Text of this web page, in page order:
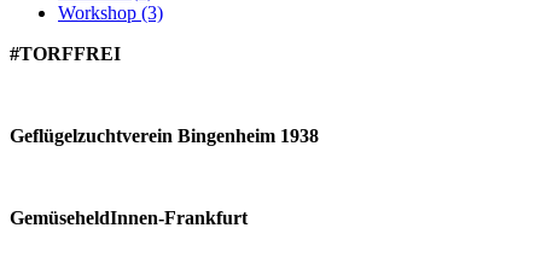
Workshop (3)
#TORFFREI
Geflügelzuchtverein Bingenheim 1938
GemüseheldInnen-Frankfurt